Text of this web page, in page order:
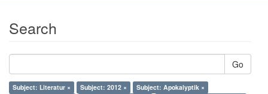
Search
Go
Subject: Literatur × Subject: 2012 ×
Subject: Apokalyptik ×